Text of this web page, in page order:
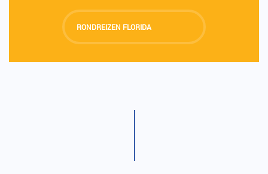
RONDREIZEN FLORIDA